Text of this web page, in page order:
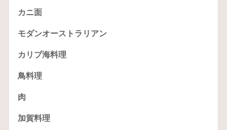
カニ面
モダンオーストラリアン
カリブ海料理
鳥料理
肉
加賀料理